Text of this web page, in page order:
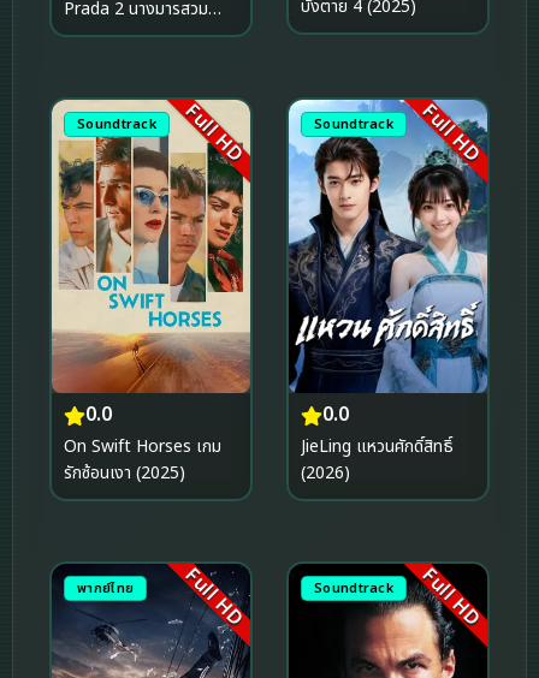
Prada 2 นางมารสวม
ปราด้า 2 (2026)
บังตาย 4 (2025)
Soundtrack Full HD
0.0
On Swift Horses เกม
รักซ้อนเงา (2025)
Soundtrack Full HD
0.0
JieLing แหวนศักดิ์สิทธิ์
(2026)
พากย์ไทย Full HD Soundtrack Full HD